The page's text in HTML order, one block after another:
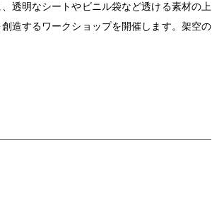
透明なシートやビニル袋など透ける素材の上
造するワークショップを開催します。架空の